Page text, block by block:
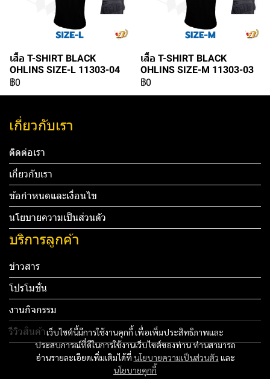
เสื้อ T-SHIRT BLACK
OHLINS SIZE-L 11303-04
฿0
เสื้อ T-SHIRT BLACK
OHLINS SIZE-M 11303-03
฿0
เว็บไซต์นี้มีการใช้งานคุกกี้ เพื่อเพิ่มประสิทธิภาพและ
ประสบการณ์ที่ดีในการใช้งานเว็บไซต์ของท่าน ท่านสามารถ
อ่านรายละเอียดเพิ่มเติมได้ที่ นโยบายความเป็นส่วนตัว และ
นโยบายคุกกี้
เกี่ยวกับเรา
ติดต่อเรา
เกี่ยวกับเรา
ข้อกำหนดและเงื่อนไข
นโยบายความเป็นส่วนตัว
บริการลูกค้า
ข่าวสาร
โปรโมชั่น
งานกิจกรรม
รีวิวสินค้า
Tel: 012 345 67890 Email: mail@yourdomain.com